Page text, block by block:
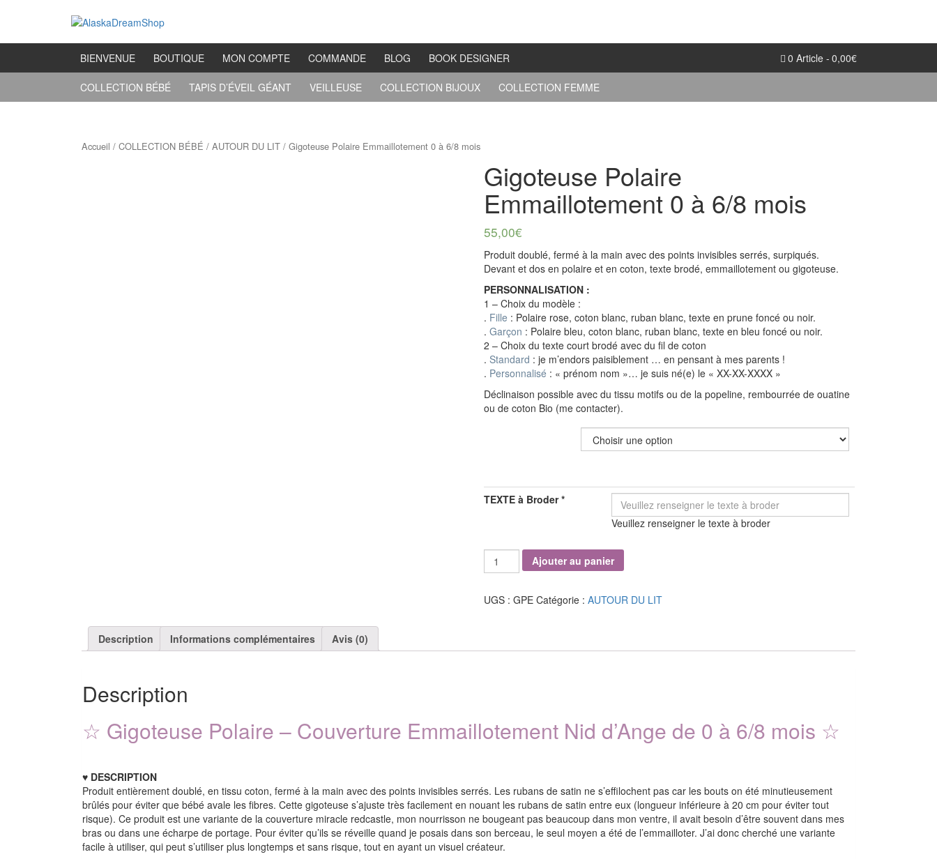
BIENVENUE BOUTIQUE MON COMPTE COMMANDE BLOG BOOK DESIGNER 0 Article 0,00€
COLLECTION BÉBÉ TAPIS D’ÉVEIL GÉANT VEILLEUSE COLLECTION BIJOUX COLLECTION FEMME
Accueil / COLLECTION BÉBÉ / AUTOUR DU LIT / Gigoteuse Polaire Emmaillotement 0 à 6/8 mois
Gigoteuse Polaire
Emmaillotement 0 à 6/8 mois
55,00€
Produit doublé, fermé à la main avec des points invisibles serrés, surpiqués.
Devant et dos en polaire et en coton, texte brodé, emmaillotement ou gigoteuse.
PERSONNALISATION :
1 – Choix du modèle :
. Fille : Polaire rose, coton blanc, ruban blanc, texte en prune foncé ou noir.
.Garçon : Polaire bleu, coton blanc, ruban blanc, texte en bleu foncé ou noir.
2 – Choix du texte court brodé avec du fil de coton
. Standard : je m’endors paisiblement … en pensant à mes parents !
. Personnalisé : « prénom nom »… je suis né(e) le « XX-XX-XXXX »
Déclinaison possible avec du tissu motifs ou de la popeline, rembourrée de ouatine
ou de coton Bio (me contacter).
TEXTE à Broder*
Veuillez renseigner le texte à broder
quantité
de
Polaire
6/8
Ajouter au panier
UGS :GPE Catégorie :AUTOUR DU LIT
Description Informations complémentaires Avis (0)
Description
☆ Gigoteuse Polaire – Couverture Emmaillotement Nid d’Ange de 0 à 6/8 mois ☆
♥ DESCRIPTION
Produit entièrement doublé, en tissu coton, fermé à la main avec des points invisibles serrés. Les rubans de satin ne s’effilochent pas car les bouts on été minutieusement
brûlés pour éviter que bébé avale les fibres. Cette gigoteuse s’ajuste très facilement en nouant les rubans de satin entre eux (longueur inférieure à 20 cm pour éviter tout
risque). Ce produit est une variante de la couverture miracle redcastle, mon nourrisson ne bougeant pas beaucoup dans mon ventre, il avait besoin d’être souvent dans mes
bras ou dans une écharpe de portage. Pour éviter qu’ils se réveille quand je posais dans son berceau, le seul moyen a été de l’emmailloter. J’ai donc cherché une variante
facile à utiliser, qui peut s’utiliser plus longtemps et sans risque, tout en ayant un visuel créateur.